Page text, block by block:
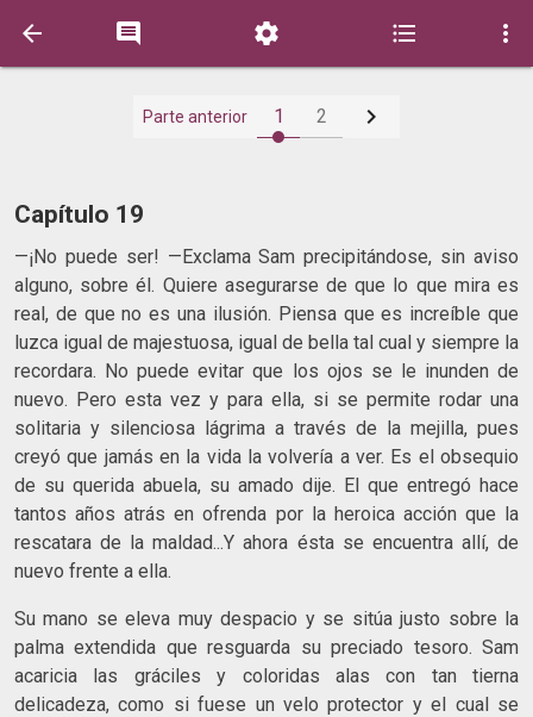
    
Parte anterior 1 2 
Capítulo 19
—¡No puede ser! —Exclama Sam precipitándose, sin aviso
alguno, sobre él. Quiere asegurarse de que lo que mira es
real, de que no es una ilusión. Piensa que es increíble que
luzca igual de majestuosa, igual de bella tal cual y siempre la
recordara. No puede evitar que los ojos se le inunden de
nuevo. Pero esta vez y para ella, si se permite rodar una
solitaria y silenciosa lágrima a través de la mejilla, pues
creyó que jamás en la vida la volvería a ver. Es el obsequio
de su querida abuela, su amado dije. El que entregó hace
tantos años atrás en ofrenda por la heroica acción que la
rescatara de la maldad...Y ahora ésta se encuentra allí, de
nuevo frente a ella.
Su mano se eleva muy despacio y se sitúa justo sobre la
palma extendida que resguarda su preciado tesoro. Sam
acaricia las gráciles y coloridas alas con tan tierna
delicadeza, como si fuese un velo protector y el cual se